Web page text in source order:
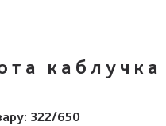
каблучка
322/650